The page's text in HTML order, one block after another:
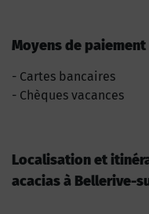
Moyens de paiement
Cartes bancaires
Chèques vacances
Localisation et
acacias à Bellerive-